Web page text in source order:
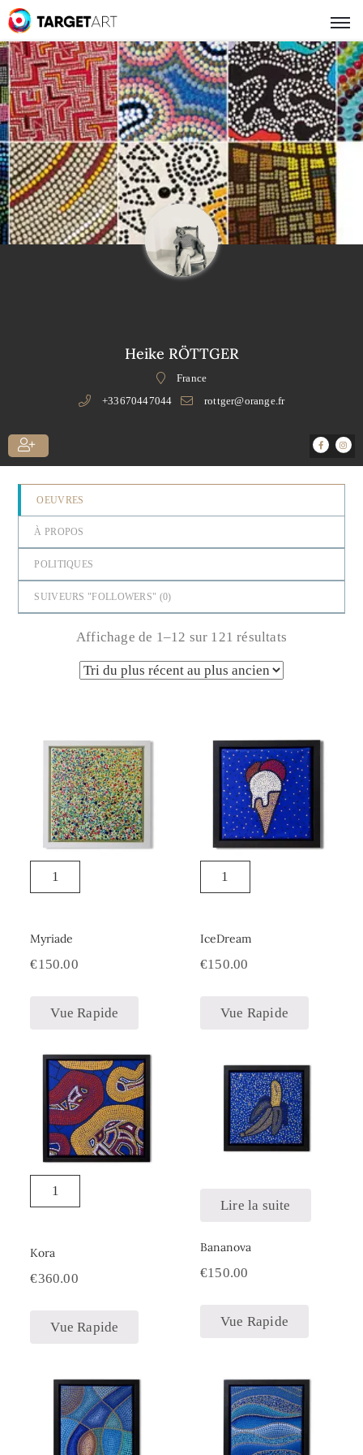
Heike RÖTTGER
France
+33670447044
rottger@orange.fr
OEUVRES
À PROPOS
POLITIQUES
SUIVEURS "FOLLOWERS" (0)
Affichage de 1–12 sur 121 résultats
Myriade
€150.00
Vue Rapide
IceDream
€150.00
Vue Rapide
Kora
€360.00
Vue Rapide
Lire la suite
Bananova
€150.00
Vue Rapide